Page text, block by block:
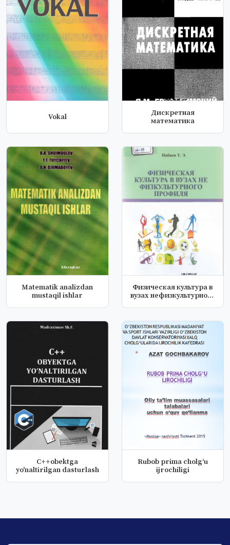
Vokal
Дискретная
математика
Matematik analizdan
mustaqil ishlar
Физическая культура в
вузах нефизкультурного
C++obektga
yo'naltirilgan dasturlash
Rubob prima cholg‘u
ijrochiligi